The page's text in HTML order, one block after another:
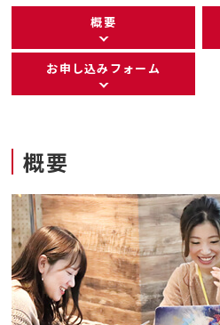
概要
お申し込みフォーム
概要